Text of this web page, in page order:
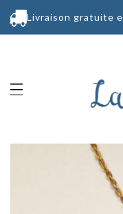
Livraison gratuite